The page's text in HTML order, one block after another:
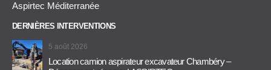
Aspirtec Méditerranée
DERNIÈRES INTERVENTIONS
5 août 2026
Location camion aspirateur excavateur Chambéry –